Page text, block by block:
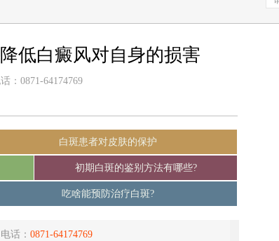
低白癜风对自身的损害
：0871-64174769
白斑患者对皮肤的保护
初期白斑的鉴别方法有哪些?
吃啥能预防治疗白斑?
电话： 0871-64174769